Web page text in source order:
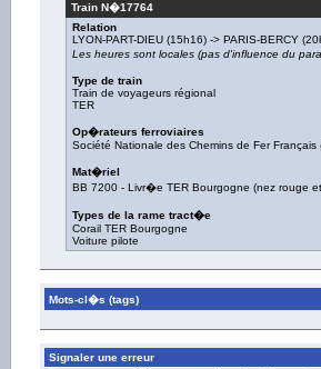
Train N�17764
Relation
LYON-PART-DIEU (15h16) -> PARIS-BERCY
Les heures sont locales (pas d'influence du
Type de train
Train de voyageurs régional
TER
Op�rateurs ferroviaires
Société Nationale des Chemins de Fer Français
Mat�riel
BB 7200 - Livr�e TER Bourgogne (nez rouge
Types de la rame tract�e
Corail TER Bourgogne
Voiture pilote
Mots-cl�s (tags)
Signaler une erreur